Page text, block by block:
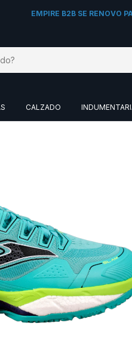
BIENVENIDO
CALZADO